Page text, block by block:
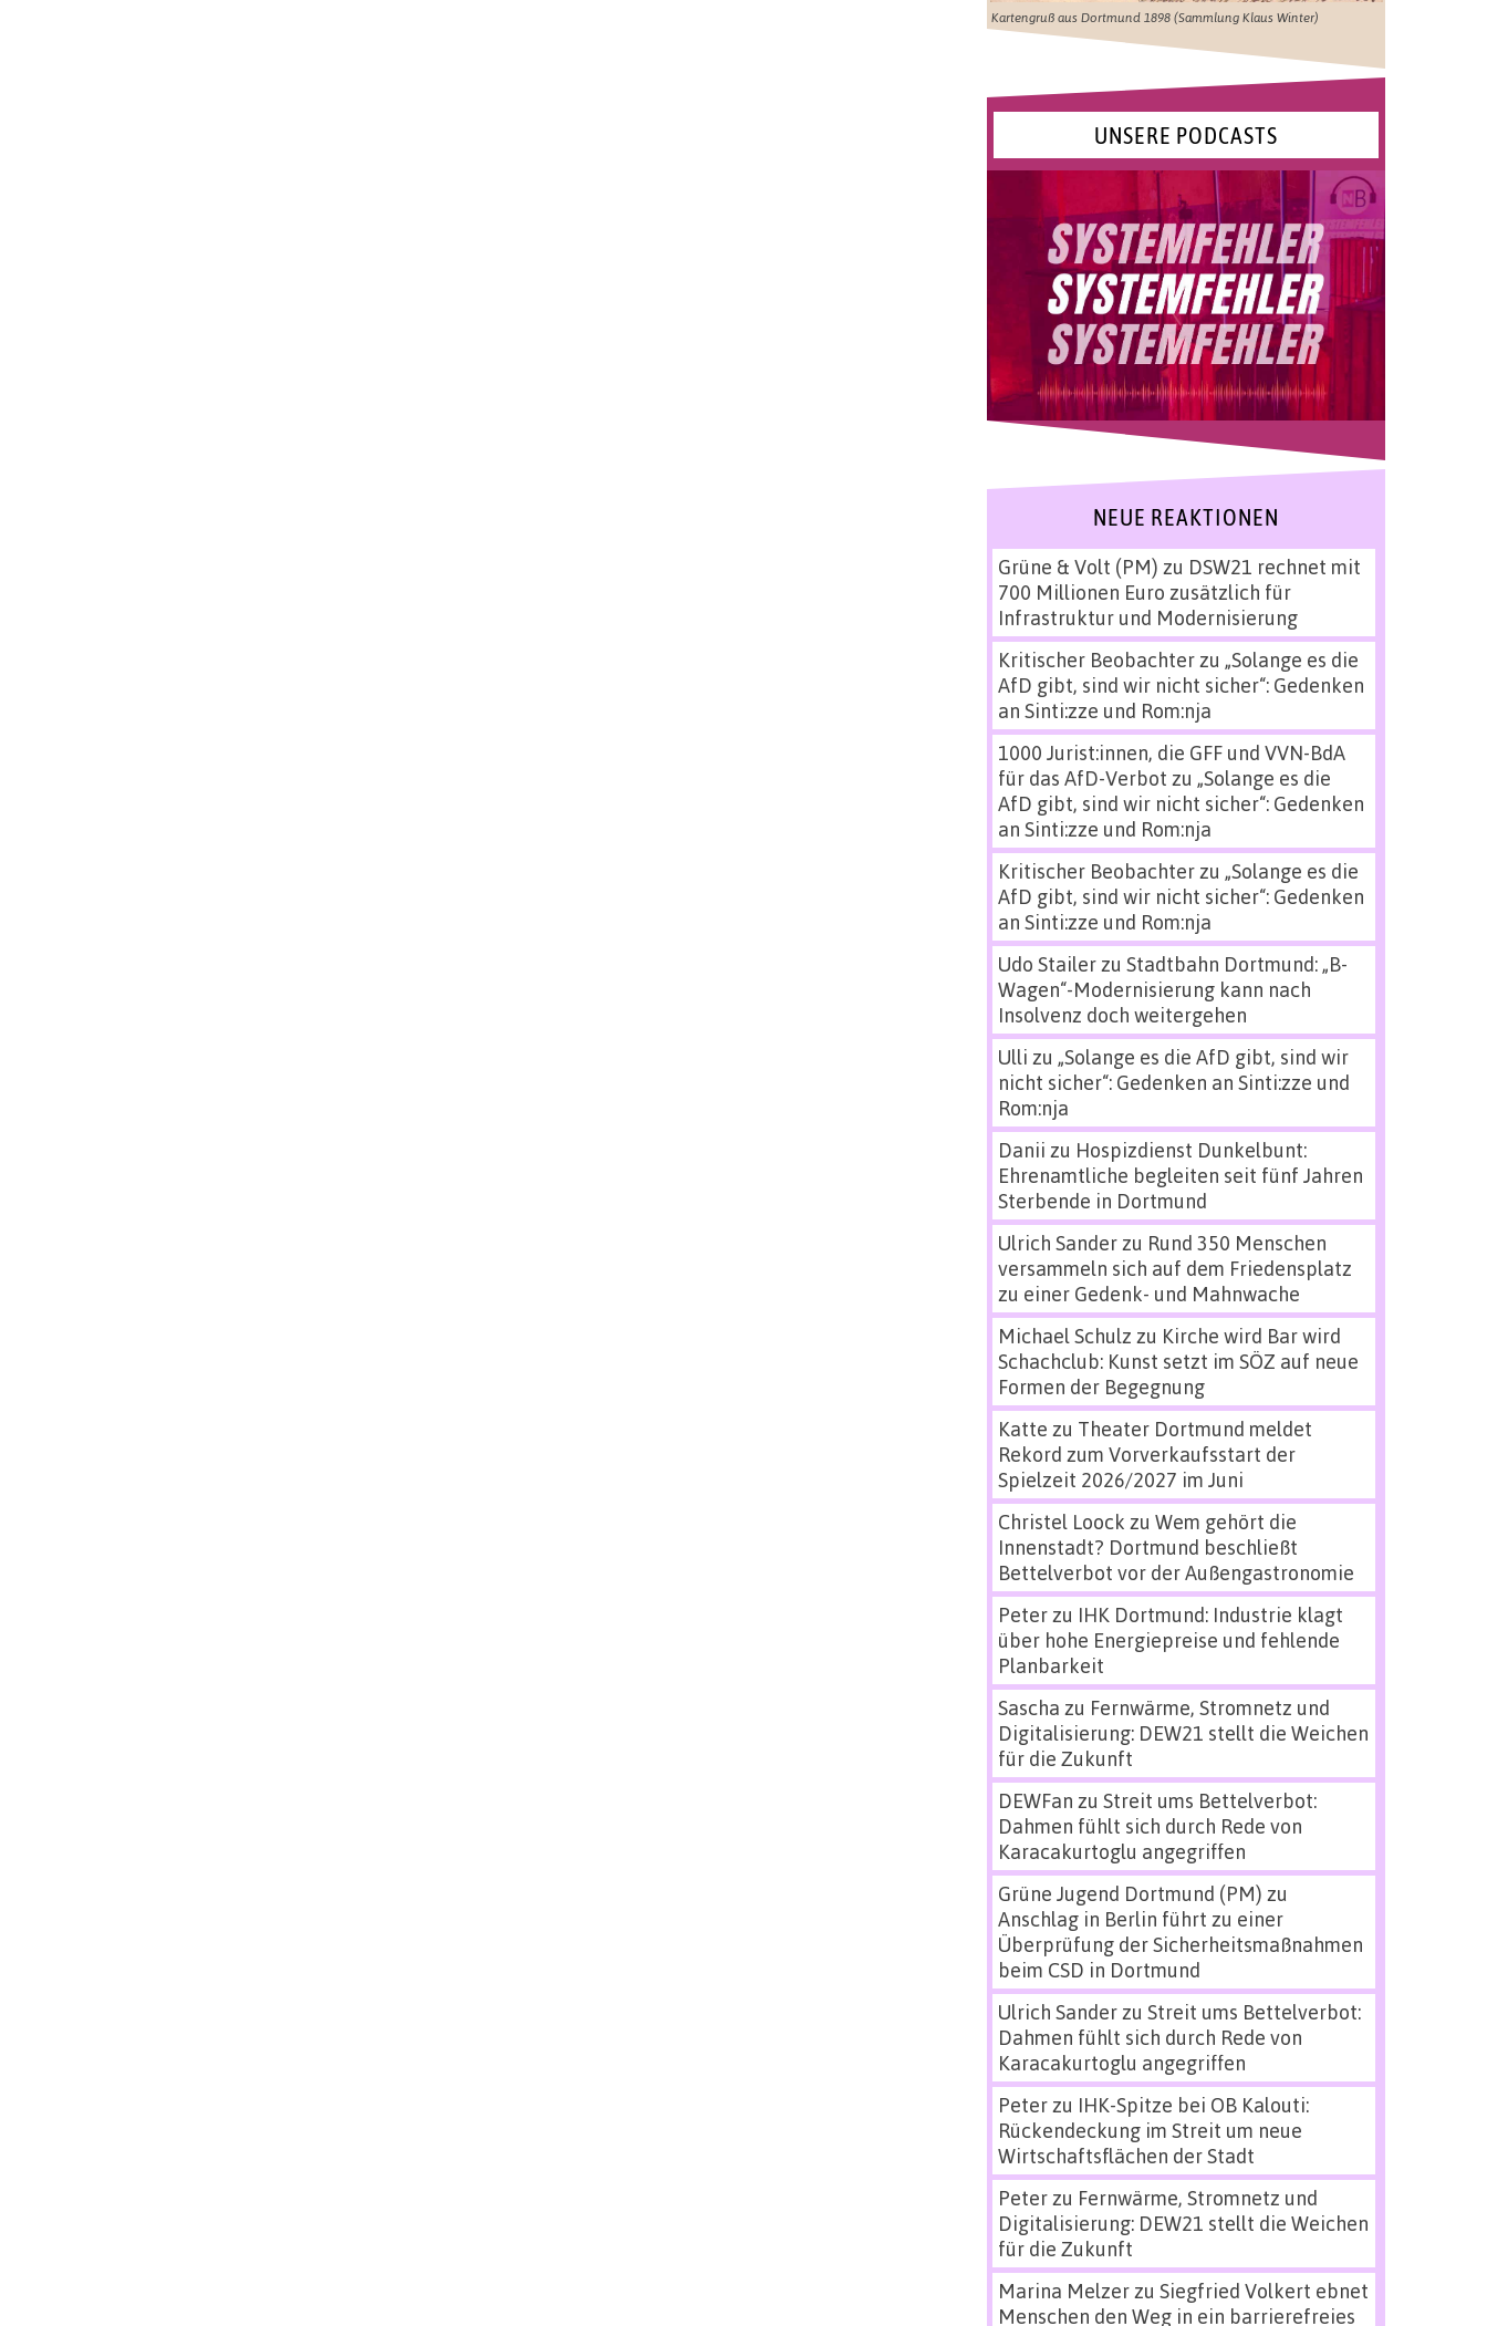
Kartengruß aus Dortmund 1898 (Sammlung Klaus Winter)
UNSERE PODCASTS
NEUE REAKTIONEN
Grüne & Volt (PM) zu DSW21 rechnet mit
700 Millionen Euro zusätzlich für
Infrastruktur und Modernisierung
Kritischer Beobachterzu „Solange es die
AfD gibt, sind wir nicht sicher“: Gedenken
an Sinti:zze und Rom:nja
1000 Jurist:innen, die GFF und VVN-BdA
für das AfD-Verbot zu „Solange es die
AfD gibt, sind wir nicht sicher“: Gedenken
an Sinti:zze und Rom:nja
Kritischer Beobachterzu „Solange es die
AfD gibt, sind wir nicht sicher“: Gedenken
an Sinti:zze und Rom:nja
Udo Stailerzu Stadtbahn Dortmund: „B-
Wagen“-Modernisierung kann nach
Insolvenz doch weitergehen
Ulli zu „Solange es die AfD gibt, sind wir
nicht sicher“: Gedenken an Sinti:zze und
Rom:nja
Danii zu Hospizdienst Dunkelbunt:
Ehrenamtliche begleiten seit fünf Jahren
Sterbende in Dortmund
Ulrich Sanderzu Rund 350 Menschen
versammeln sich auf dem Friedensplatz
zu einer Gedenk- und Mahnwache
Michael Schulz zu Kirche wird Bar wird
Schachclub: Kunst setzt im SÖZ auf neue
Formen der Begegnung
Katte zu Theater Dortmund meldet
Rekord zum Vorverkaufsstart der
Spielzeit 2026/2027 im Juni
Christel Loock zu Wem gehört die
Innenstadt? Dortmund beschließt
Bettelverbot vor der Außengastronomie
Peterzu IHK Dortmund: Industrie klagt
über hohe Energiepreise und fehlende
Planbarkeit
Sascha zu Fernwärme, Stromnetz und
Digitalisierung: DEW21 stellt die Weichen
für die Zukunft
DEWFan zu Streit ums Bettelverbot:
Dahmen fühlt sich durch Rede von
Karacakurtoglu angegriffen
Grüne Jugend Dortmund (PM) zu
Anschlag in Berlin führt zu einer
Überprüfung der Sicherheitsmaßnahmen
beim CSD in Dortmund
Ulrich Sanderzu Streit ums Bettelverbot:
Dahmen fühlt sich durch Rede von
Karacakurtoglu angegriffen
Peterzu IHK-Spitze bei OB Kalouti:
Rückendeckung im Streit um neue
Wirtschaftsflächen der Stadt
Peterzu Fernwärme, Stromnetz und
Digitalisierung: DEW21 stellt die Weichen
für die Zukunft
Marina Melzerzu Siegfried Volkert ebnet
Menschen den Weg in ein barrierefreies